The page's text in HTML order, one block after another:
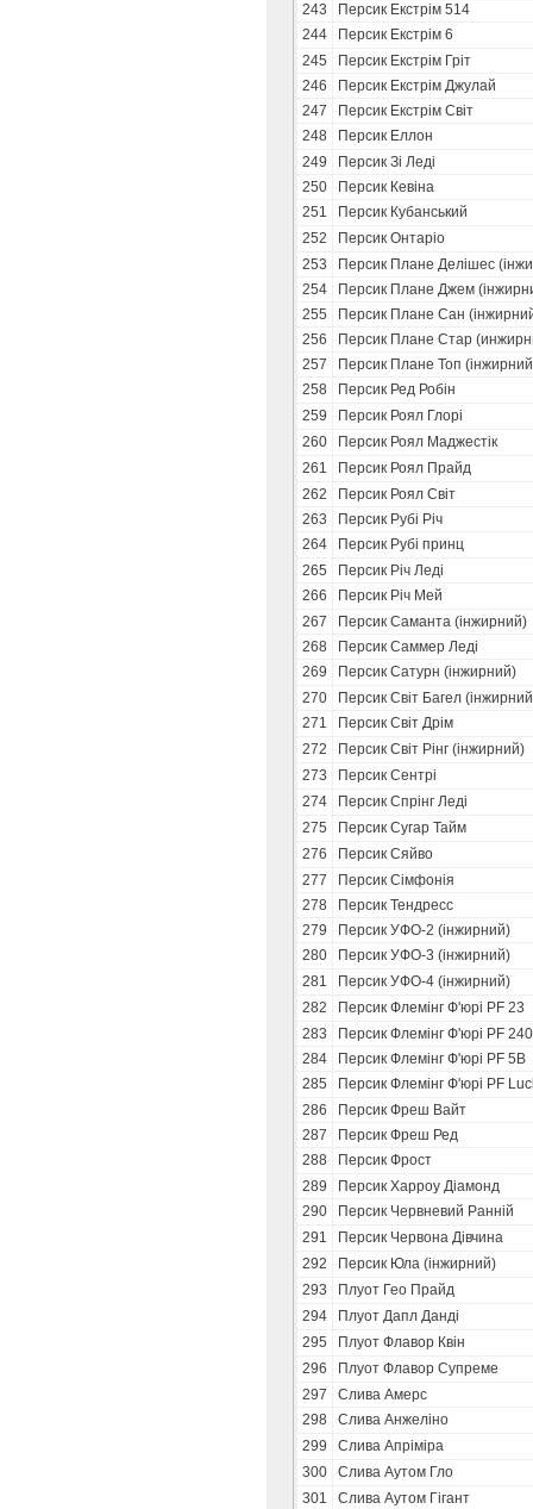
243
Персик Екстрім 514
244
Персик Екстрім 6
245
Персик Екстрім Гріт
246
Персик Екстрім Джулай
247
Персик Екстрім Світ
248
Персик Еллон
249
Персик Зi Ледi
250
Персик Кевіна
251
Персик Кубанський
252
Персик Онтаріо
253
Персик Плане Делішес
254
Персик Плане Джем
255
Персик Плане Сан
256
Персик Плане Стар
257
Персик Плане Топ
258
Персик Ред Робін
259
Персик Роял Глорі
260
Персик Роял Маджестік
261
Персик Роял Прайд
262
Персик Роял Світ
263
Персик Рубі Річ
264
Персик Рубі принц
265
Персик Річ Леді
266
Персик Річ Мей
267
Персик Саманта (інжирний)
268
Персик Саммер Леді
269
Персик Сатурн (інжирний)
270
Персик Світ Багел
271
Персик Світ Дрім
272
Персик Світ Рінг (інжирний)
273
Персик Сентрі
274
Персик Спрінг Леді
275
Персик Сугар Тайм
276
Персик Сяйво
277
Персик Сімфонія
278
Персик Тендресс
279
Персик УФО-2 (інжирний)
280
Персик УФО-3 (інжирний)
281
Персик УФО-4 (інжирний)
282
Персик Флемінг Ф'юрі PF 23
283
Персик Флемінг Ф'юрі PF
284
Персик Флемінг Ф'юрі PF 5В
285
Персик Флемінг Ф'юрі PF
286
Персик Фреш Вайт
287
Персик Фреш Ред
288
Персик Фрост
289
Персик Харроу Діамонд
290
Персик Червневий Ранній
291
Персик Червона Дівчина
292
Персик Юла (інжирний)
293
Плуот Гео Прайд
294
Плуот Дапл Данді
295
Плуот Флавор Квін
296
Плуот Флавор Супреме
297
Слива Амерс
298
Слива Анжеліно
299
Слива Апріміра
300
Слива Аутом Гло
301
Слива Аутом Гігант